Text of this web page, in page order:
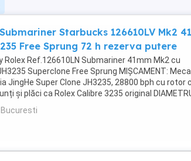
Starbucks 126610LV Mk2
Free Sprung 72 h rezerva putere
Rolex Ref.126610LN Submariner 41mm Mk2 cu
Superclone Free Sprung MIȘCAMENT:
JingHe Super Clone JH3235, 28800 bph cu rotor
și plăci ca Rolex Calibre 3235 original
GROSIME: 12.5mm CULOARE CADRAN: Cadran